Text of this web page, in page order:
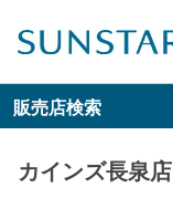
販売店検索
カインズ長泉店